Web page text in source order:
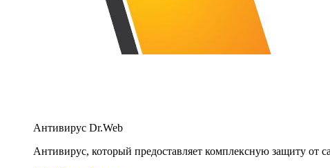
Антивирус Dr.Web
Антивирус, который предоставляет комплексную защиту от